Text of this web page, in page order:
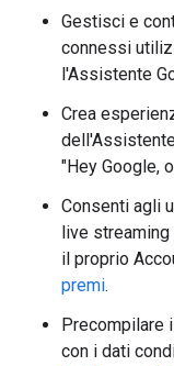
Gestisci e
connessi
l'Assistente
Crea
"Hey Google,
Consenti agli
live streaming
il proprio
premi.
Precompilare
con i dati